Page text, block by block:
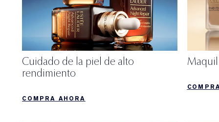
Cuidado de la piel de alto
rendimiento
COMPRA AHORA